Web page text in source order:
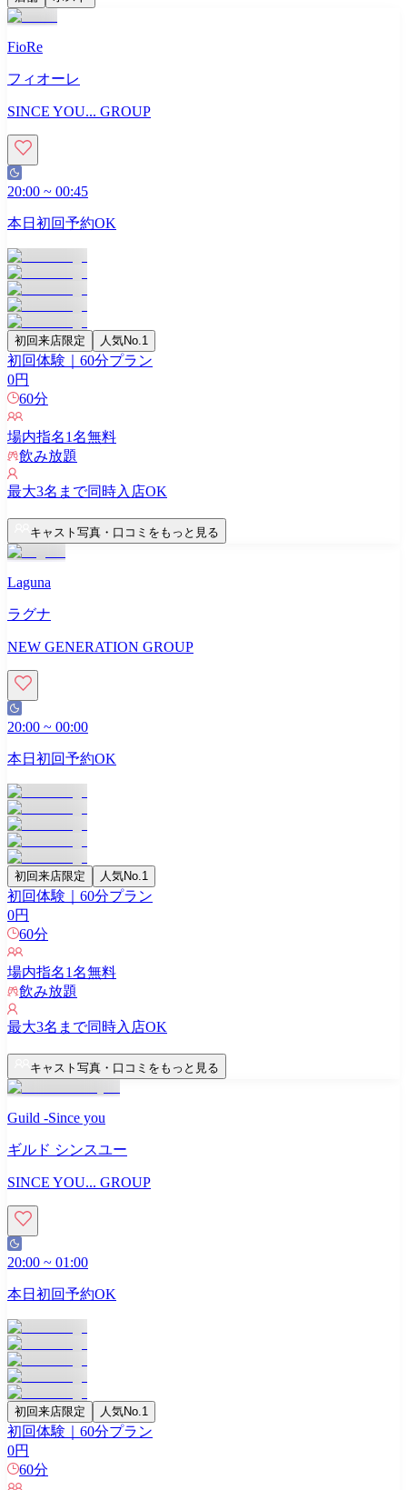
FioRe
フィオーレ
SINCE YOU... GROUP
20:00 ~ 00:45
本日初回予約OK
初回来店限定 人気No.1
初回体験｜60分プラン
0円
60分
場内指名1名無料
飲み放題
最大3名まで同時入店OK
キャスト写真・口コミをもっと見る
Laguna
ラグナ
NEW GENERATION GROUP
20:00 ~ 00:00
本日初回予約OK
初回来店限定 人気No.1
初回体験｜60分プラン
0円
60分
場内指名1名無料
飲み放題
最大3名まで同時入店OK
キャスト写真・口コミをもっと見る
Guild -Since you
ギルド シンスユー
SINCE YOU... GROUP
20:00 ~ 01:00
本日初回予約OK
初回来店限定 人気No.1
初回体験｜60分プラン
0円
60分